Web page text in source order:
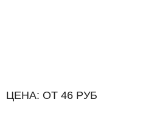
ЦЕНА: ОТ 46 РУБ